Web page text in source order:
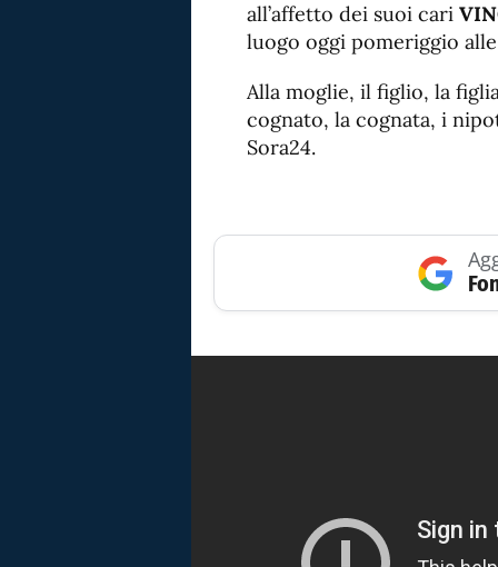
all’affetto dei suoi cari
luogo oggi pomeriggio alle
Alla moglie, il figlio, la
cognato, la cognata, i
Sora24.